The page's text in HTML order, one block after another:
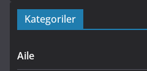
Kategoriler
Aile